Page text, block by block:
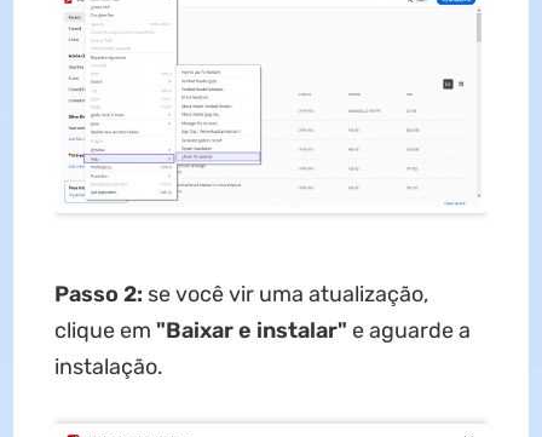
Passo 2: se você vir uma atualização,
clique em "Baixar e instalar" e aguarde a
instalação.